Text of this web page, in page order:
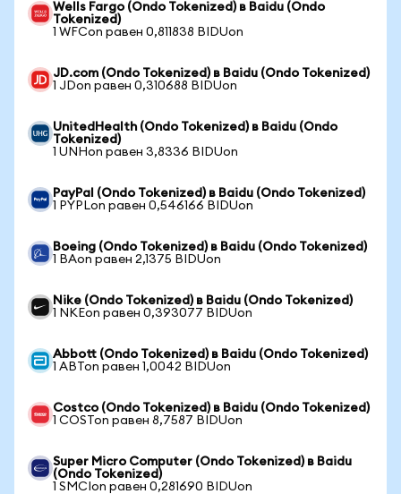
Wells Fargo (Ondo Tokenized) в Baidu (Ondo
Tokenized)
1 WFCon равен 0,811838 BIDUon
JD.com (Ondo Tokenized) в Baidu (Ondo Tokenized)
1 JDon равен 0,310688 BIDUon
UnitedHealth (Ondo Tokenized) в Baidu (Ondo
Tokenized)
1 UNHon равен 3,8336 BIDUon
PayPal (Ondo Tokenized) в Baidu (Ondo Tokenized)
1 PYPLon равен 0,546166 BIDUon
Boeing (Ondo Tokenized) в Baidu (Ondo Tokenized)
1 BAon равен 2,1375 BIDUon
Nike (Ondo Tokenized) в Baidu (Ondo Tokenized)
1 NKEon равен 0,393077 BIDUon
Abbott (Ondo Tokenized) в Baidu (Ondo Tokenized)
1 ABTon равен 1,0042 BIDUon
Costco (Ondo Tokenized) в Baidu (Ondo Tokenized)
1 COSTon равен 8,7587 BIDUon
Super Micro Computer (Ondo Tokenized) в Baidu
(Ondo Tokenized)
1 SMCIon равен 0,281690 BIDUon